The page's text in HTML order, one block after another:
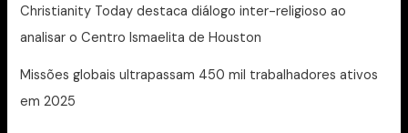
Christianity Today destaca diálogo inter-religioso ao
analisar o Centro Ismaelita de Houston
Missões globais ultrapassam 450 mil trabalhadores ativos
em 2025